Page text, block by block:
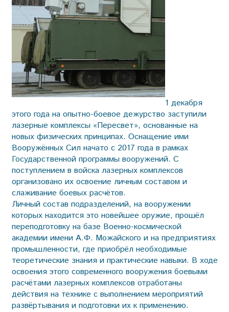
1 декабря
этого года на опытно-боевое дежурство заступили
лазерные комплексы «Пересвет», основанные на
новых физических принципах. Оснащение ими
Вооружённых Сил начато с 2017 года в рамках
Государственной программы вооружений. С
поступлением в войска лазерных комплексов
организовано их освоение личным составом и
слаживание боевых расчётов.
Личный состав подразделений, на вооружении
которых находится это новейшее оружие, прошёл
переподготовку на базе Военно-космической
академии имени А.Ф. Можайского и на предприятиях
промышленности, где приобрёл необходимые
теоретические знания и практические навыки. В ходе
освоения этого современного вооружения боевыми
расчётами лазерных комплексов отработаны
действия на технике с выполнением мероприятий
развёртывания и подготовки их к применению.